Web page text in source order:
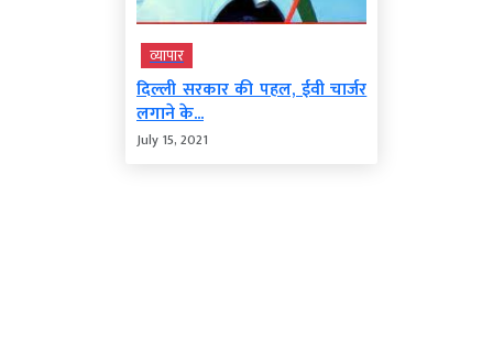
व्‍यापार
दिल्ली सरकार की पहल, ईवी चार्जर
लगाने के...
July 15, 2021